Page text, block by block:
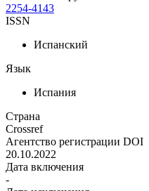
2254-4143
ISSN
Испанский
Язык
Испания
Страна
Crossref
Агентство регистрации DOI
20.10.2022
Дата включения
-